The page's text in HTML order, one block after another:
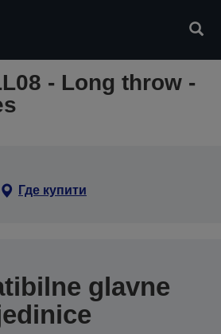
- Long throw -
Где купити
glavne